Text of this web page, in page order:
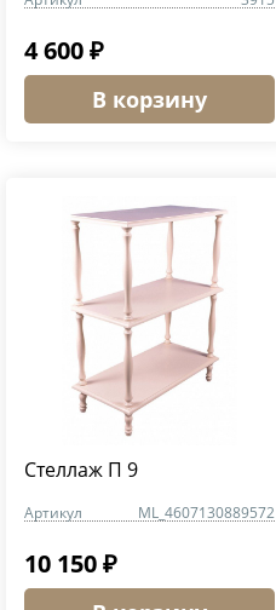
4 600 ₽
В корзину
Стеллаж П 9
Артикул ML_4607130889572
10 150 ₽